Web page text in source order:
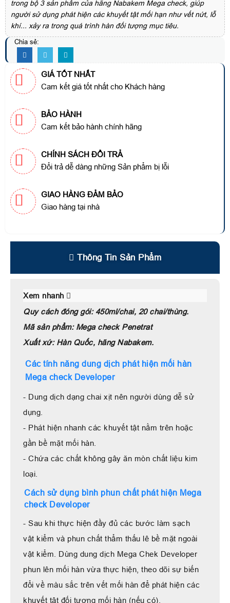
trong bộ 3 sản phẩm của hãng Nabakem Mega check, giúp
người sử dụng phát hiện các khuyết tật mối hạn như vết nứt, lỗ
khí... xảy ra trong quá trình hàn đối tượng mục tiêu.
Chia sẻ:
GIÁ TỐT NHẤT
Cam kết giá tốt nhất cho Khách hàng
BẢO HÀNH
Cam kết bảo hành chính hãng
CHÍNH SÁCH ĐỔI TRẢ
Đổi trả dễ dàng những Sản phẩm bị lỗi
GIAO HÀNG ĐẢM BẢO
Giao hàng tại nhà
Thông Tin Sản Phẩm
Xem nhanh
Quy cách đóng gói: 450ml/chai, 20 chai/thùng.
Mã sản phẩm: Mega check Penetrat
Xuất xứ: Hàn Quốc, hãng Nabakem.
Các tính năng dung dịch phát hiện mối hàn
Mega check Developer
- Dung dịch dạng chai xịt nên người dùng dễ sử
dụng.
- Phát hiện nhanh các khuyết tật nằm trên hoặc
gần bề mặt mối hàn.
- Chứa các chất không gây ăn mòn chất liệu kim
loại.
Cách sử dụng bình phun chất phát hiện Mega
check Developer
- Sau khi thực hiện đầy đủ các bước làm sạch
vật kiểm và phun chất thẩm thấu lê bề mặt ngoài
vật kiểm. Dùng dung dịch Mega Chek Developer
phun lên mối hàn vừa thực hiện, theo dõi sự biến
đổi về màu sắc trên vết mối hàn để phát hiện các
khuyết tật đối tượng mối hàn (nếu có).